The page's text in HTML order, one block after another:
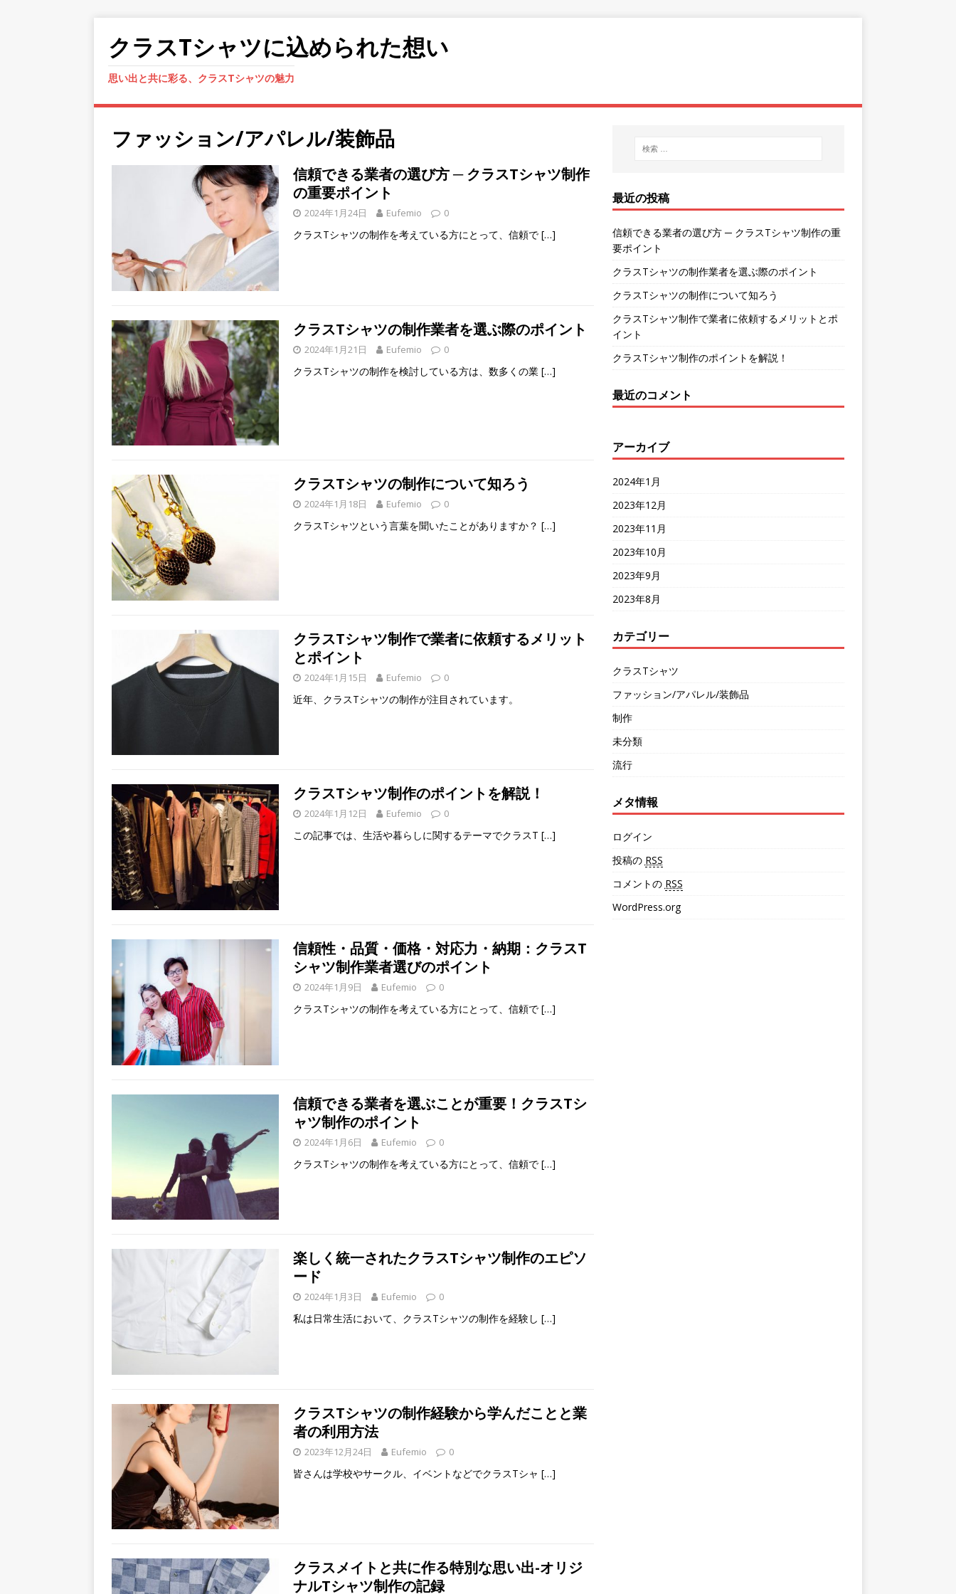
クラスTシャツに込められた想い
思い出と共に彩る、クラスTシャツの魅力
ファッション/アパレル/装飾品
信頼できる業者の選び方 ─ クラスTシャツ制作
の重要ポイント
2024年1月24日 Eufemio 0
クラスTシャツの制作を考えている方にとって、信頼で […]
クラスTシャツの制作業者を選ぶ際のポイント
2024年1月21日 Eufemio 0
クラスTシャツの制作を検討している方は、数多くの業 […]
クラスTシャツの制作について知ろう
2024年1月18日 Eufemio 0
クラスTシャツという言葉を聞いたことがありますか？ […]
クラスTシャツ制作で業者に依頼するメリット
とポイント
2024年1月15日 Eufemio 0
近年、クラスTシャツの制作が注目されています。
クラスTシャツ制作のポイントを解説！
2024年1月12日 Eufemio 0
この記事では、生活や暮らしに関するテーマでクラスT […]
信頼性・品質・価格・対応力・納期：クラスT
シャツ制作業者選びのポイント
2024年1月9日 Eufemio 0
クラスTシャツの制作を考えている方にとって、信頼で […]
信頼できる業者を選ぶことが重要！クラスTシ
ャツ制作のポイント
2024年1月6日 Eufemio 0
クラスTシャツの制作を考えている方にとって、信頼で […]
楽しく統一されたクラスTシャツ制作のエピソ
ード
2024年1月3日 Eufemio 0
私は日常生活において、クラスTシャツの制作を経験し […]
クラスTシャツの制作経験から学んだことと業
者の利用方法
2023年12月24日 Eufemio 0
皆さんは学校やサークル、イベントなどでクラスTシャ […]
クラスメイトと共に作る特別な思い出-オリジ
ナルTシャツ制作の記録
最近の投稿
信頼できる業者の選び方 ─ クラスTシャツ制作の重
要ポイント
クラスTシャツの制作業者を選ぶ際のポイント
クラスTシャツの制作について知ろう
クラスTシャツ制作で業者に依頼するメリットとポ
イント
クラスTシャツ制作のポイントを解説！
最近のコメント
アーカイブ
2024年1月
2023年12月
2023年11月
2023年10月
2023年9月
2023年8月
カテゴリー
クラスTシャツ
ファッション/アパレル/装飾品
制作
未分類
流行
メタ情報
ログイン
投稿の RSS
コメントの RSS
WordPress.org